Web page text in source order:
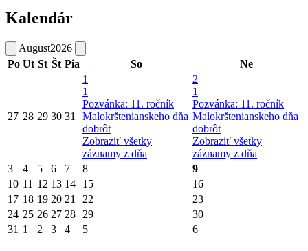
Kalendár
August2026
Po Ut St Št Pia So Ne
27 28 29 30 31
1
1
Pozvánka: 11. ročník
Malokrštenianskeho dňa
dobrôt
Zobraziť všetky
záznamy z dňa
2
1
Pozvánka: 11. ročník
Malokrštenianskeho dňa
dobrôt
Zobraziť všetky
záznamy z dňa
3
4 5 6 7 8
9
10 11 12 13 14 15
16
17 18 19 20 21 22
23
24 25 26 27 28 29
30
31 1 2 3 4 5 6